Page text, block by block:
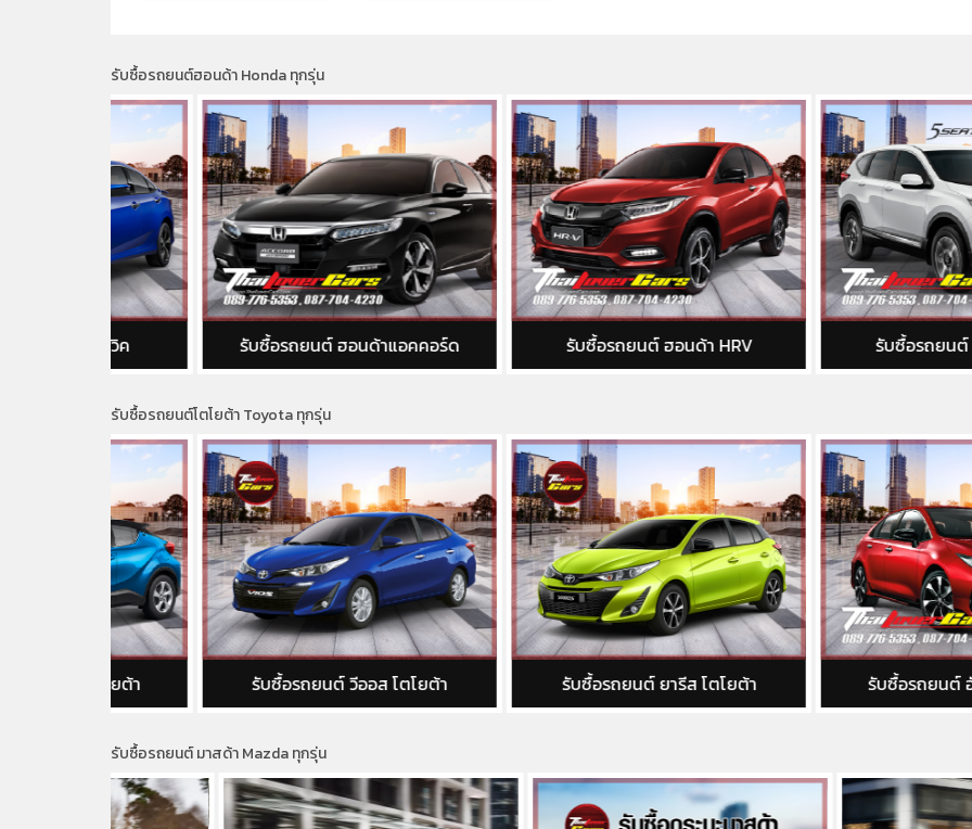
รับซื้อรถยนต์ฮอนด้า Honda ทุกรุ่น
รับซื้อรถยนต์ ฮอนด้าแอคคอร์ด รับซื้อรถยนต์ ฮอนด้า HRV รับซื้อรถยนต์ ฮอนด้า
รับซื้อรถยนต์โตโยต้า Toyota ทุกรุ่น
รับซื้อรถยนต์ วีออส โตโยต้า รับซื้อรถยนต์ ยารีส โตโยต้า รับซื้อรถยนต์ อัลติส โตโย
รับซื้อรถยนต์ มาสด้า Mazda ทุกรุ่น